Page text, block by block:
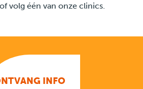
volg één van onze clinics.
INFO